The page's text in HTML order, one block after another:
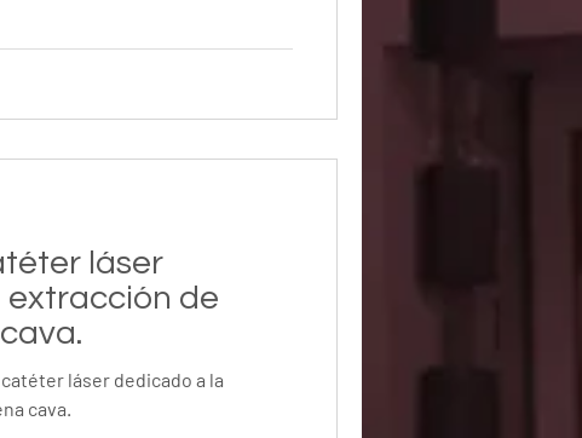
láser
de
catéter láser dedicado a la
cava.